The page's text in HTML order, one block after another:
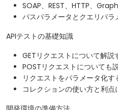
SOAP、REST、HTTP、
パスパラメータとクエリパラ
APIテストの基礎知識
GETリクエストについて解説
POSTリクエストについても
リクエストをパラメータ化す
コレクションの使い方と利点